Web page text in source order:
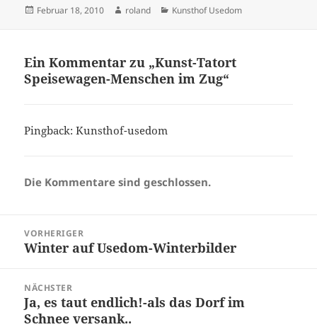
Veröffentlicht
Februar 18, 2010 Autor
roland Kategorien
Kunsthof Usedom
Ein Kommentar zu „Kunst-Tatort
Speisewagen-Menschen im Zug“
Pingback:Kunsthof-usedom
Die Kommentare sind geschlossen.
VORHERIGER
Vorheriger
Winter auf Usedom-Winterbilder
NÄCHSTER
Nächster
Beitrag:
Ja, es taut endlich!-als das Dorf im
Schnee versank..